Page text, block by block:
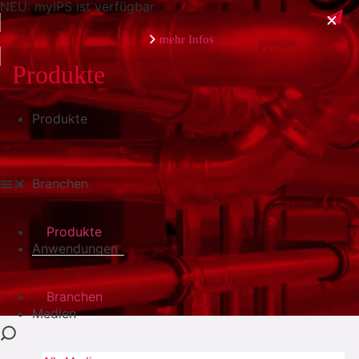
NEU: myIPS ist verfügbar
mehr Infos
schließen
Produkte
Branchen
Anwendungen
Medien
Produkte
Branchen
Produkte